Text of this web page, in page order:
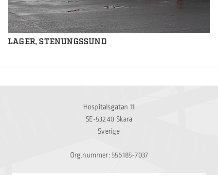
LAGER, STENUNGSSUND
Hospitalsgatan 11
SE-532 40 Skara
Sverige
Org.nummer: 556185-7037